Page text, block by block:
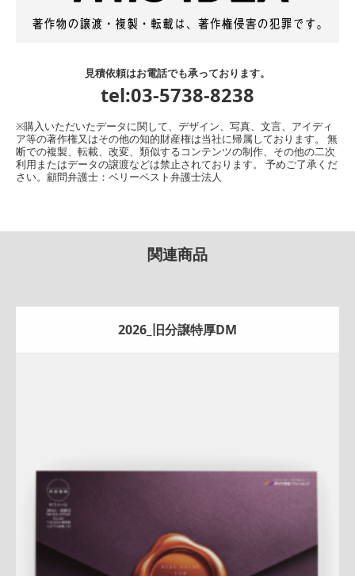
見積依頼はお電話でも承っております。
tel:03-5738-8238
※購入いただいたデータに関して、デザイン、写真、文言、アイディ
ア等の著作権又はその他の知的財産権は当社に帰属しております。 無
断での複製、転載、改変、類似するコンテンツの制作、その他の二次
利用またはデータの譲渡などは禁止されております。 予めご了承くだ
さい。顧問弁護士：ベリーベスト弁護士法人
関連商品
2026_旧分譲特厚DM
A4ペラ マンション土地戸建
サービス紹
新作査定 プレミアム大宮センター桜新町センター